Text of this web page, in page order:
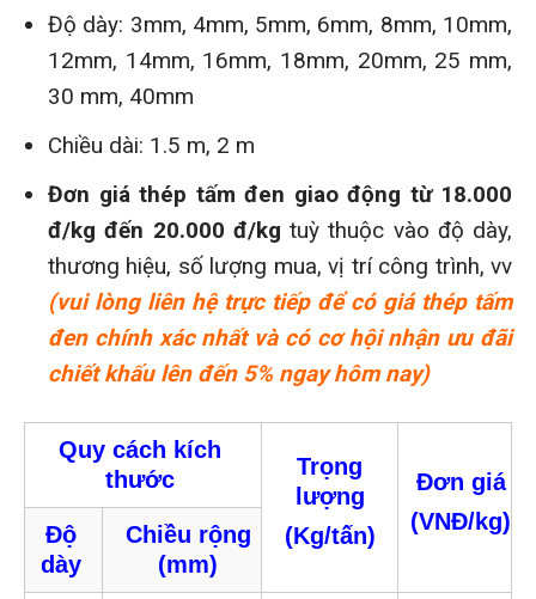
Độ dày: 3mm, 4mm, 5mm, 6mm, 8mm, 10mm,
12mm, 14mm, 16mm, 18mm, 20mm, 25 mm,
30 mm, 40mm
Chiều dài: 1.5 m, 2 m
Đơn giá thép tấm đen giao động từ 18.000
đ/kg đến 20.000 đ/kg tuỳ thuộc vào độ dày,
thương hiệu, số lượng mua, vị trí công trình, vv
(vui lòng liên hệ trực tiếp để có giá thép tấm
đen chính xác nhất và có cơ hội nhận ưu đãi
chiết khấu lên đến 5% ngay hôm nay)
Quy cách kích
thước
Trọng
lượng
(Kg/tấn)
Đơn giá
(VNĐ/kg)
Độ
dày
Chiều rộng
(mm)